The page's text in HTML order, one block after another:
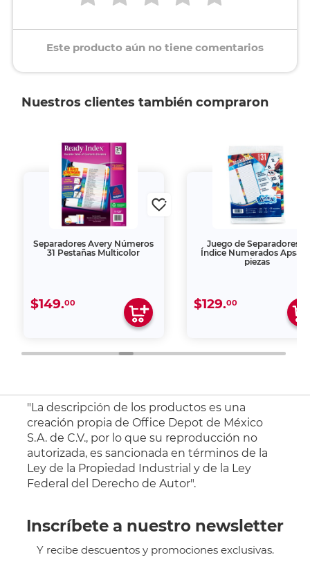
Este producto aún no tiene comentarios
Nuestros clientes también compraron
Separadores Avery Números
31 Pestañas Multicolor
$149.00
Juego de Separadores e
Índice Numerados Apsa
piezas
$129.00
"La descripción de los productos es una
creación propia de Office Depot de México
S.A. de C.V., por lo que su reproducción no
autorizada, es sancionada en términos de la
Ley de la Propiedad Industrial y de la Ley
Federal del Derecho de Autor".
Inscríbete a nuestro newsletter
Y recibe descuentos y promociones exclusivas.